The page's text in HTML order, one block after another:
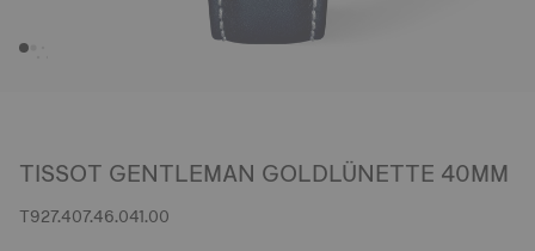
TISSOT GENTLEMAN GOLDLÜNETTE 40MM
T927.407.46.041.00